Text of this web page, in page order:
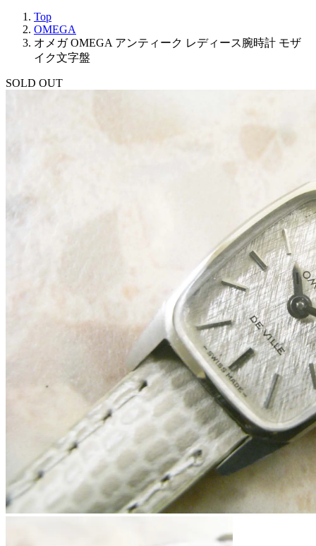
Top
OMEGA
オメガ OMEGA アンティーク レディース腕時計 モザ
イク文字盤
SOLD OUT